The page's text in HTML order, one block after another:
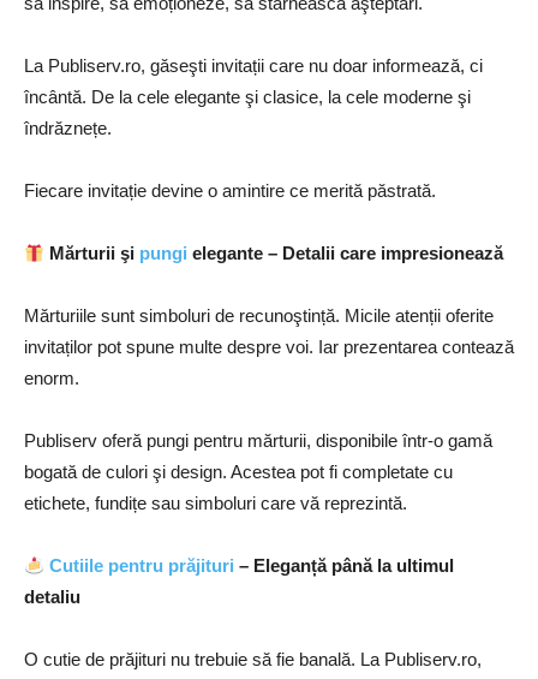
La Publiserv.ro, găseşti invitații care nu doar informează, ci
încântă. De la cele elegante şi clasice, la cele moderne şi
îndrăznețe.
Fiecare invitație devine o amintire ce merită păstrată.
Mărturii şi pungi elegante – Detalii care impresionează
Mărturiile sunt simboluri de recunoştință. Micile atenții oferite
invitaților pot spune multe despre voi. Iar prezentarea contează
enorm.
Publiserv oferă pungi pentru mărturii, disponibile într-o gamă
bogată de culori şi design. Acestea pot fi completate cu
etichete, fundițe sau simboluri care vă reprezintă.
Cutiile pentru prăjituri – Eleganță până la ultimul
detaliu
O cutie de prăjituri nu trebuie să fie banală. La Publiserv.ro,